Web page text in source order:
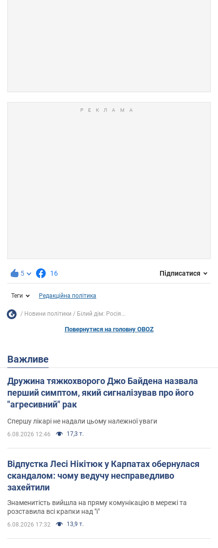
5 16 Підписатися
Теги Редакційна політика
Новини політики Білий дім: Росія...
Повернутися на головну OBOZ
Важливе
Дружина тяжкохворого Джо Байдена назвала
перший симптом, який сигналізував про його
"агресивний" рак
Спершу лікарі не надали цьому належної уваги
6.08.2026 12:46 17,3 т.
Відпустка Лесі Нікітюк у Карпатах обернулася
скандалом: чому ведучу несправедливо
захейтили
Знаменитість вийшла на пряму комунікацію в мережі та
розставила всі крапки над "і"
6.08.2026 17:32 13,9 т.